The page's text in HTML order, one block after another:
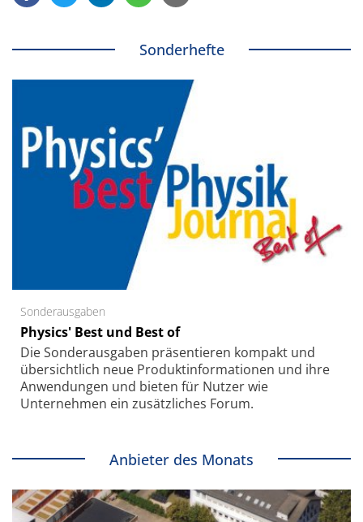
Sonderhefte
Sonderausgaben
Physics' Best und Best of
Die Sonder­ausgaben präsentieren kompakt und
übersichtlich neue Produkt­informationen und ihre
Anwendungen und bieten für Nutzer wie
Unternehmen ein zusätzliches Forum.
Anbieter des Monats